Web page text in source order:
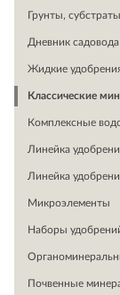
Грунты,
Дневник садовода
Жидкие
Классические
Комплексные
Линейка
Линейка
Микроэлементы
Наборы
Почвенные